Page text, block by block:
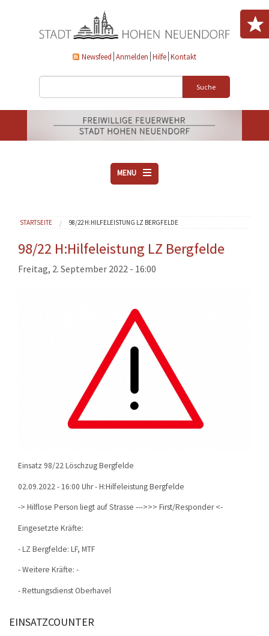
Newsfeed Anmelden Hilfe Kontakt
Suche
MENU
VEREINE
AKTUELLES
DOWNLOADS
EINSÄTZE
Sie sind hier
STARTSEITE 98/22 H:HILFELEISTUNG LZ BERGFELDE
98/22 H:Hilfeleistung LZ Bergfelde
Freitag, 2. September 2022 - 16:00
Einsatz 98/22 Löschzug Bergfelde
02.09.2022 - 16:00 Uhr - H:Hilfeleistung Bergfelde
-> Hilflose Person liegt auf Strasse --->>> First/Responder <-
Eingesetzte Kräfte:
- LZ Bergfelde: LF, MTF
- Weitere Kräfte: -
- Rettungsdienst Oberhavel
EINSATZCOUNTER